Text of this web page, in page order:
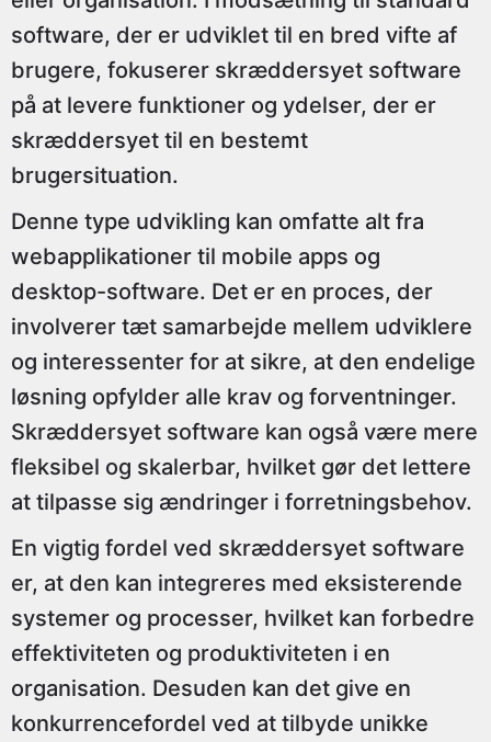
software, der er udviklet til en bred vifte af
brugere, fokuserer skræddersyet software
på at levere funktioner og ydelser, der er
skræddersyet til en bestemt
brugersituation.
Denne type udvikling kan omfatte alt fra
webapplikationer til mobile apps og
desktop-software. Det er en proces, der
involverer tæt samarbejde mellem udviklere
og interessenter for at sikre, at den endelige
løsning opfylder alle krav og forventninger.
Skræddersyet software kan også være mere
fleksibel og skalerbar, hvilket gør det lettere
at tilpasse sig ændringer i forretningsbehov.
En vigtig fordel ved skræddersyet software
er, at den kan integreres med eksisterende
systemer og processer, hvilket kan forbedre
effektiviteten og produktiviteten i en
organisation. Desuden kan det give en
konkurrencefordel ved at tilbyde unikke